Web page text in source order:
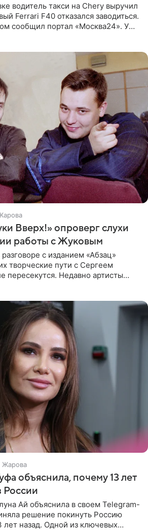
водитель такси на Chery выручил
Ferrari F40 отказался заводиться.
сообщил портал «Москва24». У
Вверх!» опроверг слухи
работы с Жуковым
с изданием «Абзац»
творческие пути с Сергеем
пересекутся. Недавно артисты
Жарова
объяснила, почему 13 лет
России
Ай объяснила в своем Telegram-
решение покинуть Россию
лет назад. Одной из ключевых